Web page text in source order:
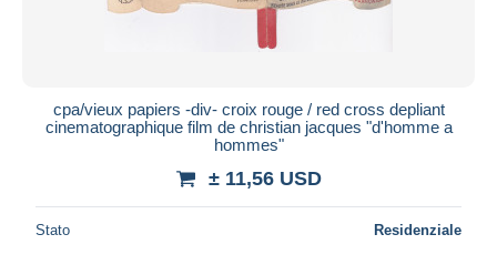
cpa/vieux papiers -div- croix rouge / red cross depliant
cinematographique film de christian jacques "d'homme a
hommes"
± 11,56 USD
Stato Residenziale